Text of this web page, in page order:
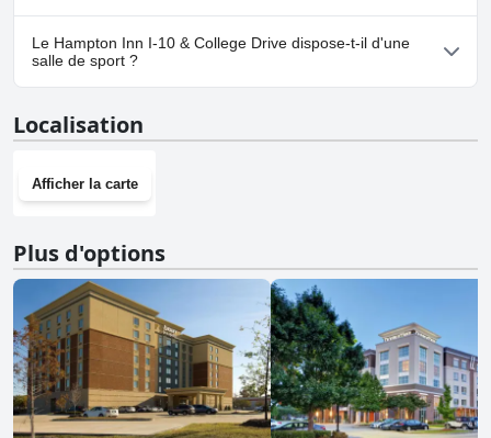
Oui, un parking est disponible à Hampton Inn I-10 & College
Drive.
Le Hampton Inn I-10 & College Drive dispose-t-il d'une
salle de sport ?
sport.
Localisation
Afficher la carte
Plus d'options